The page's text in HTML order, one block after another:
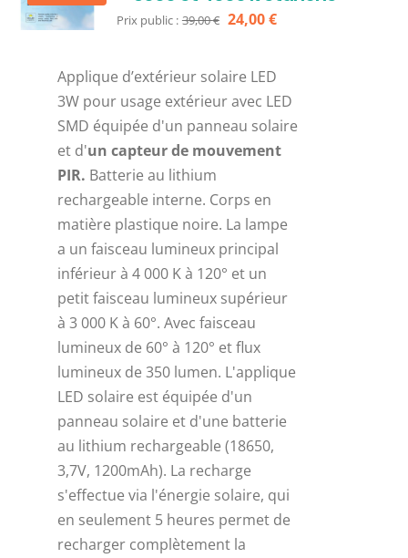
Prix public : 39,00€ Le
initial
39,00 €.
24,00€Le
est :
24,00 €.
Applique d’extérieur solaire LED
3W pour usage extérieur avec LED
SMD équipée d'un panneau solaire
et d'un capteur de mouvement
PIR. Batterie au lithium
rechargeable interne. Corps en
matière plastique noire. La lampe
a un faisceau lumineux principal
inférieur à 4 000 K à 120° et un
petit faisceau lumineux supérieur
à 3 000 K à 60°. Avec faisceau
lumineux de 60° à 120° et flux
lumineux de 350 lumen. L'applique
LED solaire est équipée d'un
panneau solaire et d'une batterie
au lithium rechargeable (18650,
3,7V, 1200mAh). La recharge
s'effectue via l'énergie solaire, qui
en seulement 5 heures permet de
recharger complètement la